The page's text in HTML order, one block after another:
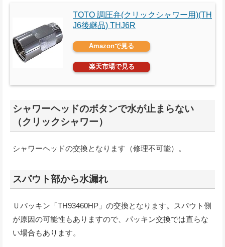
TOTO 調圧弁(クリックシャワー用)(TH
J6後継品) THJ6R
Amazonで見る
楽天市場で見る
シャワーヘッドのボタンで水が止まらない
（クリックシャワー）
シャワーヘッドの交換となります（修理不可能）。
スパウト部から水漏れ
Ｕパッキン「TH93460HP」の交換となります。スパウト側
が原因の可能性もありますので、パッキン交換では直らな
い場合もあります。